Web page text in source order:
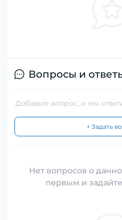
Вопросы и
Добавьте вопрос, и мы
+ Задать
Нет вопросов о
первым и